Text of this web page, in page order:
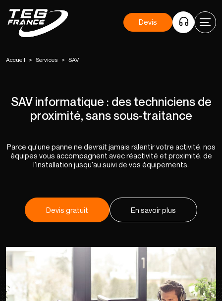
Devis
Accueil > Services > SAV
SAV informatique : des techniciens de
proximité, sans sous-traitance
Parce qu'une panne ne devrait jamais ralentir votre activité, nos
équipes vous accompagnent avec réactivité et proximité, de
l'installation jusqu'au suivi de vos équipements.
Devis gratuit En savoir plus